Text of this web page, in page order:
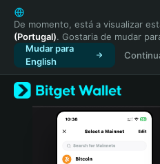
English
日本語
Tiếng Việt
Русский
Español (Latinoamérica)
Türkçe
Italiano
De momento, está a visualizar
(Portugal). Gostaria de mudar
Mudar para
English